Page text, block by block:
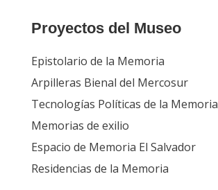
Proyectos del Museo
Epistolario de la Memoria
Arpilleras Bienal del Mercosur
Tecnologías Políticas de la Memoria
Memorias de exilio
Espacio de Memoria El Salvador
Residencias de la Memoria